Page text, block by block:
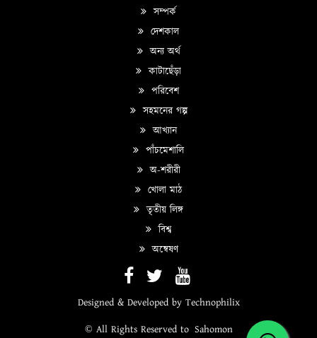
সম্পর্ক
দেশকাল
অন্য অর্থ
কাটাছেঁড়া
পরিবেশ
সহমনের গল্প
আখ্যান
পাঁচমেশালি
অ-শরীরী
খোলা মাঠ
তৃতীয় লিঙ্গ
বিশ্ব
অন্বেষণ
Designed & Developed by Technophilix
© All Rights Reserved to Sahomon